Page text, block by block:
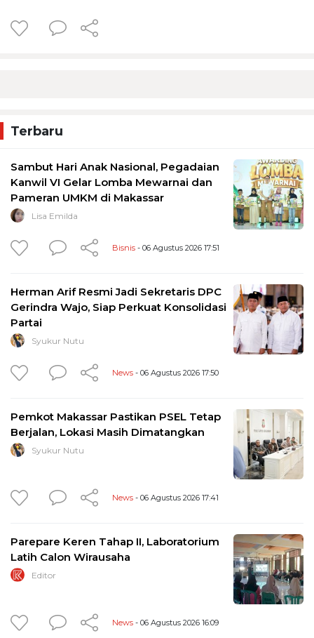
Terbaru
Sambut Hari Anak Nasional, Pegadaian
Kanwil VI Gelar Lomba Mewarnai dan
Pameran UMKM di Makassar
Lisa Emilda
Bisnis - 06 Agustus 2026 17:51
Herman Arif Resmi Jadi Sekretaris DPC
Gerindra Wajo, Siap Perkuat Konsolidasi
Partai
Syukur Nutu
News - 06 Agustus 2026 17:50
Pemkot Makassar Pastikan PSEL Tetap
Berjalan, Lokasi Masih Dimatangkan
Syukur Nutu
News - 06 Agustus 2026 17:41
Parepare Keren Tahap II, Laboratorium
Latih Calon Wirausaha
Editor
News - 06 Agustus 2026 16:09